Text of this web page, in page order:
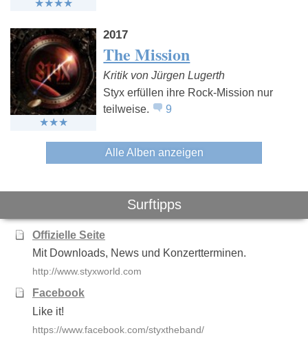
2017
The Mission
Kritik von Jürgen Lugerth
Styx erfüllen ihre Rock-Mission nur
teilweise.
9
Alle Alben anzeigen
Surftipps
Offizielle Seite
Mit Downloads, News und Konzertterminen.
http://www.styxworld.com
Facebook
Like it!
https://www.facebook.com/styxtheband/